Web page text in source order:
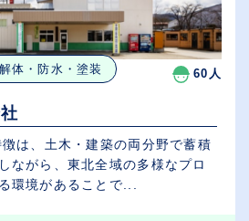
体・防水・塗装 60人
は、土木・建築の両分野で蓄積
ながら、東北全域の多様なプロ
環境があることで...